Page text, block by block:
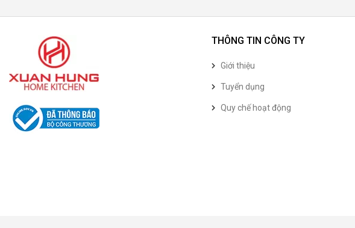
THÔNG TIN CÔNG TY
Giới thiệu
Tuyển dụng
Quy chế hoạt động